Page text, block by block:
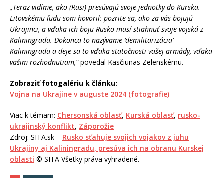
„Teraz vidíme, ako (Rusi) presúvajú svoje jednotky do Kurska.
Litovskému ľudu som hovoril: pozrite sa, ako za vás bojujú
Ukrajinci, a vďaka ich boju Rusko musí stiahnuť svoje vojská z
Kaliningradu. Dokonca to nazývame ‘demilitarizácia’
Kaliningradu a deje sa to vďaka statočnosti vašej armády, vďaka
vašim rozhodnutiam,“povedal Kasčiūnas Zelenskému.
Zobraziť fotogalériu k článku:
Vojna na Ukrajine v auguste 2024 (fotografie)
Viac k témam: Chersonská oblasť, Kurská oblasť, rusko-
ukrajinský konflikt, Záporožie
Zdroj: SITA.sk – Rusko sťahuje svojich vojakov z juhu
Ukrajiny aj Kaliningradu, presúva ich na obranu Kurskej
oblasti © SITA Všetky práva vyhradené.